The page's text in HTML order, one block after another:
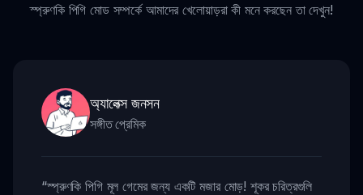
স্প্রুণকি পিগি মোড সম্পর্কে আমাদের খেলোয়াড়রা কী মনে করছেন তা দেখুন!
অ্যালেক্স জনসন
সঙ্গীত প্রেমিক
“স্প্রুণকি পিগি মূল গেমের জন্য একটি মজার মোড়! শূকর চরিত্রগুলি